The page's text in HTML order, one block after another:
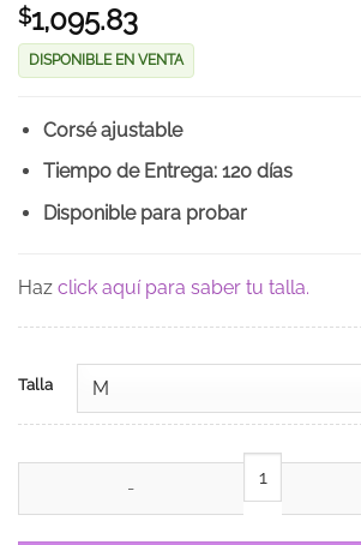
$1,095.83
DISPONIBLE EN VENTA
Corsé ajustable
Tiempo de Entrega: 120 días
Disponible para probar
Haz click aquí para saber tu talla.
Talla
Vestido de 15 años Greta Azul Rey cantidad